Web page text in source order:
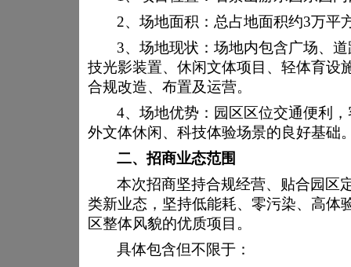
2、场地面积：总占地面积约3万平
3、场地现状：场地内包含广场、
技光影装置、休闲文体项目、轻体育设
合规改造、布置及运营。
4、场地优势：园区区位交通便利
外文体休闲、科技体验场景的良好基础
二、招商业态范围
本次招商坚持合规经营、贴合园区
类新业态，坚持低能耗、零污染、高体
区整体风貌的优质项目。
具体包含但不限于：